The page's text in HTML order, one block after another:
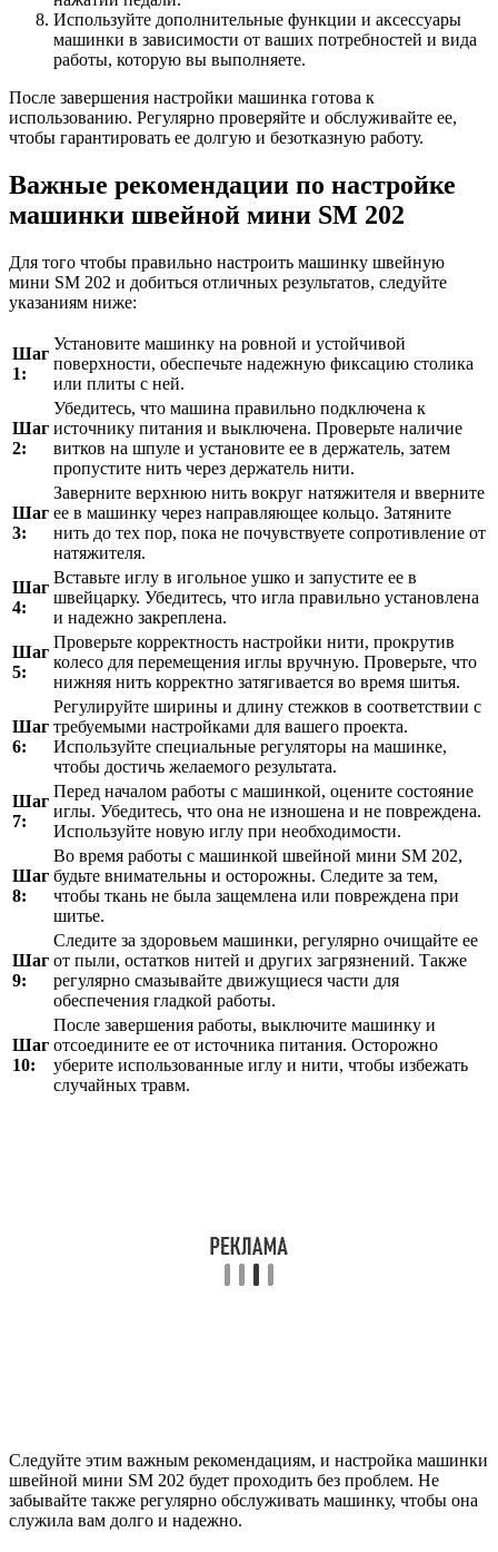
Используйте дополнительные функции и аксессуары
машинки в зависимости от ваших потребностей и вида
работы, которую вы выполняете.
После завершения настройки машинка готова к
использованию. Регулярно проверяйте и обслуживайте ее,
чтобы гарантировать ее долгую и безотказную работу.
Важные рекомендации по настройке
машинки швейной мини SM 202
Для того чтобы правильно настроить машинку швейную
мини SM 202 и добиться отличных результатов, следуйте
указаниям ниже:
Шаг
1:
Установите машинку на ровной и устойчивой
поверхности, обеспечьте надежную фиксацию столика
или плиты с ней.
Шаг
2:
Убедитесь, что машина правильно подключена к
источнику питания и выключена. Проверьте наличие
витков на шпуле и установите ее в держатель, затем
пропустите нить через держатель нити.
Шаг
3:
Заверните верхнюю нить вокруг натяжителя и вверните
ее в машинку через направляющее кольцо. Затяните
нить до тех пор, пока не почувствуете сопротивление от
натяжителя.
Шаг
4:
Вставьте иглу в игольное ушко и запустите ее в
швейцарку. Убедитесь, что игла правильно установлена
и надежно закреплена.
Шаг
5:
Проверьте корректность настройки нити, прокрутив
колесо для перемещения иглы вручную. Проверьте, что
нижняя нить корректно затягивается во время шитья.
Шаг
6:
Регулируйте ширины и длину стежков в соответствии с
требуемыми настройками для вашего проекта.
Используйте специальные регуляторы на машинке,
чтобы достичь желаемого результата.
Шаг
7:
Перед началом работы с машинкой, оцените состояние
иглы. Убедитесь, что она не изношена и не повреждена.
Используйте новую иглу при необходимости.
Шаг
8:
Во время работы с машинкой швейной мини SM 202,
будьте внимательны и осторожны. Следите за тем,
чтобы ткань не была защемлена или повреждена при
шитье.
Шаг
9:
Следите за здоровьем машинки, регулярно очищайте ее
от пыли, остатков нитей и других загрязнений. Также
регулярно смазывайте движущиеся части для
обеспечения гладкой работы.
Шаг
10:
После завершения работы, выключите машинку и
отсоедините ее от источника питания. Осторожно
уберите использованные иглу и нити, чтобы избежать
случайных травм.
Следуйте этим важным рекомендациям, и настройка машинки
швейной мини SM 202 будет проходить без проблем. Не
забывайте также регулярно обслуживать машинку, чтобы она
служила вам долго и надежно.